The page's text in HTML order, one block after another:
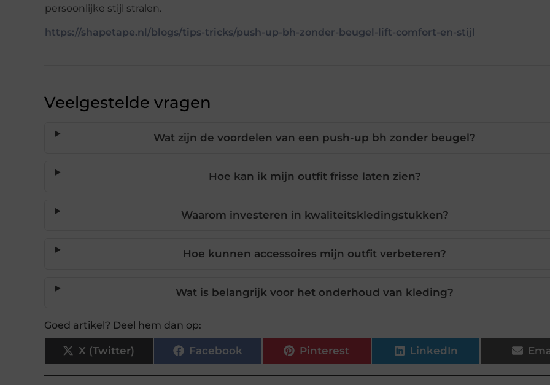
persoonlijke stijl stralen.
https://shapetape.nl/blogs/tips-tricks/push-up-bh-zonder-beugel-lift-comfort-en-stijl
Veelgestelde vragen
Wat zijn de voordelen van een push-up bh zonder beugel?
Hoe kan ik mijn outfit frisse laten zien?
Waarom investeren in kwaliteitskledingstukken?
Hoe kunnen accessoires mijn outfit verbeteren?
Wat is belangrijk voor het onderhoud van kleding?
Goed artikel? Deel hem dan op:
X (Twitter) Facebook Pinterest LinkedIn